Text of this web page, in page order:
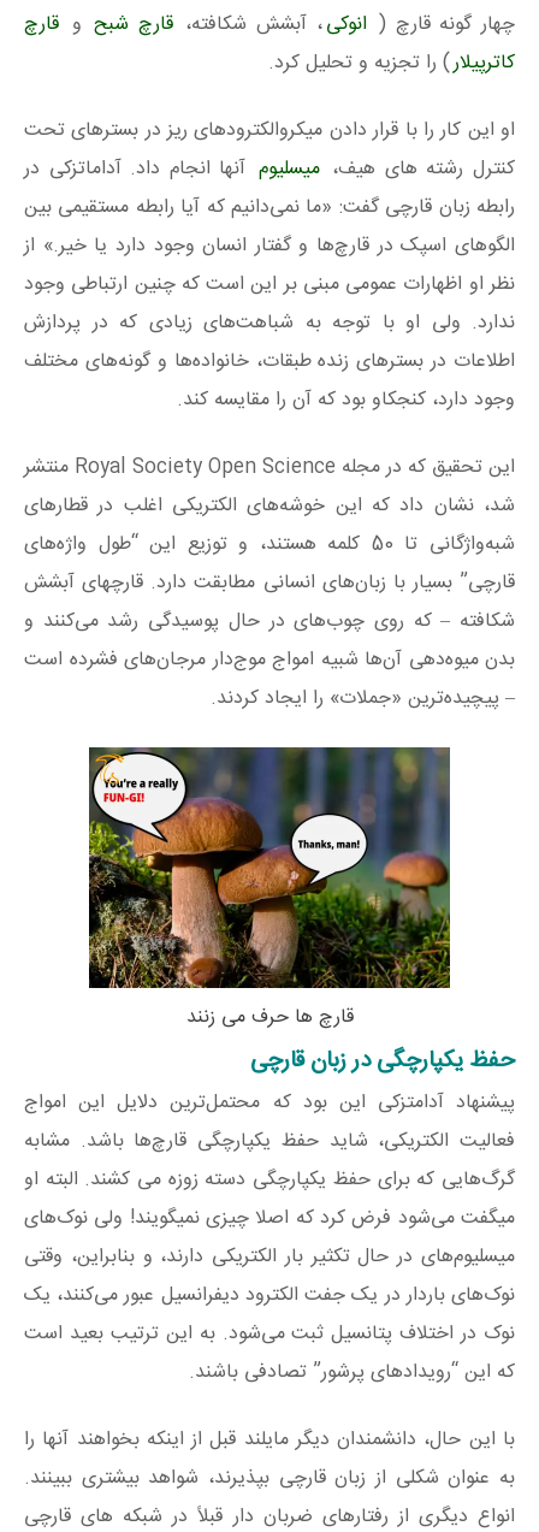
چهار گونه قارچ ( انوکی، آبشش شکافته، قارچ شبح و قارچ
کاترپیلار) را تجزیه و تحلیل کرد.
او این کار را با قرار دادن میکروالکترودهای ریز در بسترهای تحت
کنترل رشته های هیف، میسلیوم آنها انجام داد. آداماتزکی در
رابطه زبان قارچی گفت: «ما نمی‌دانیم که آیا رابطه مستقیمی بین
الگوهای اسپک در قارچ‌ها و گفتار انسان وجود دارد یا خیر.» از
نظر او اظهارات عمومی مبنی بر این است که چنین ارتباطی وجود
ندارد. ولی او با توجه به شباهت‌های زیادی که در پردازش
اطلاعات در بسترهای زنده طبقات، خانواده‌ها و گونه‌های مختلف
وجود دارد، کنجکاو بود که آن را مقایسه کند.
این تحقیق که در مجله Royal Society Open Science منتشر
شد، نشان داد که این خوشه‌های الکتریکی اغلب در قطارهای
شبه‌واژگانی تا 50 کلمه هستند، و توزیع این “طول واژه‌های
قارچی” بسیار با زبان‌های انسانی مطابقت دارد. قارچهای آبشش‌
شکافته – که روی چوب‌های در حال پوسیدگی رشد می‌کنند و
بدن میوه‌دهی آن‌ها شبیه امواج موج‌دار مرجان‌های فشرده است
– پیچیده‌ترین «جملات» را ایجاد کردند.
قارچ ها حرف می زنند
حفظ یکپارچگی در زبان قارچی
پیشنهاد آدامتزکی این بود که محتمل‌ترین دلایل این امواج
فعالیت الکتریکی، شاید حفظ یکپارچگی قارچ‌ها باشد. مشابه
گرگ‌هایی که برای حفظ یکپارچگی دسته زوزه می کشند. البته او
میگفت می‌شود فرض کرد که اصلا چیزی نمیگویند! ولی نوک‌های
میسلیوم‌های در حال تکثیر بار الکتریکی دارند، و بنابراین، وقتی
نوک‌های باردار در یک جفت الکترود دیفرانسیل عبور می‌کنند، یک
نوک در اختلاف پتانسیل ثبت می‌شود. به این ترتیب بعید است
که این “رویدادهای پرشور” تصادفی باشند.
با این حال، دانشمندان دیگر مایلند قبل از اینکه بخواهند آنها را
به عنوان شکلی از زبان قارچی بپذیرند، شواهد بیشتری ببینند.
انواع دیگری از رفتارهای ضربان دار قبلاً در شبکه های قارچی